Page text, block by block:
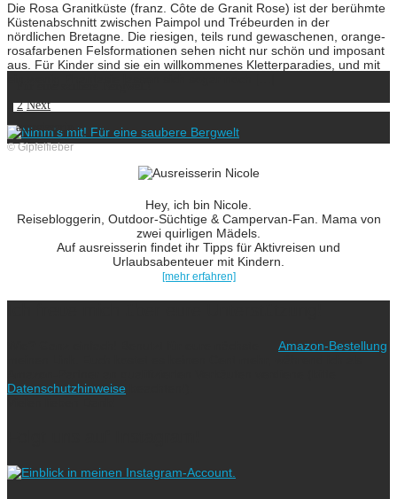
Die Rosa Granitküste (franz. Côte de Granit Rose) ist der berühmte
Küstenabschnitt zwischen Paimpol und Trébeurden in der
nördlichen Bretagne. Die riesigen, teils rund gewaschenen, orange-
rosafarbenen Felsformationen sehen nicht nur schön und imposant
aus. Für Kinder sind sie ein willkommenes Kletterparadies, und mit
2 Next
© Gipfelfieber
ausreisserin
Hey, ich bin Nicole.
Reisebloggerin, Outdoor-Süchtige & Campervan-Fan. Mama von
zwei quirligen Mädels.
Auf ausreisserin findet ihr Tipps für Aktivreisen und
Urlaubsabenteuer mit Kindern.
[mehr erfahren]
Amazon-Bestellung
Datenschutzhinweise